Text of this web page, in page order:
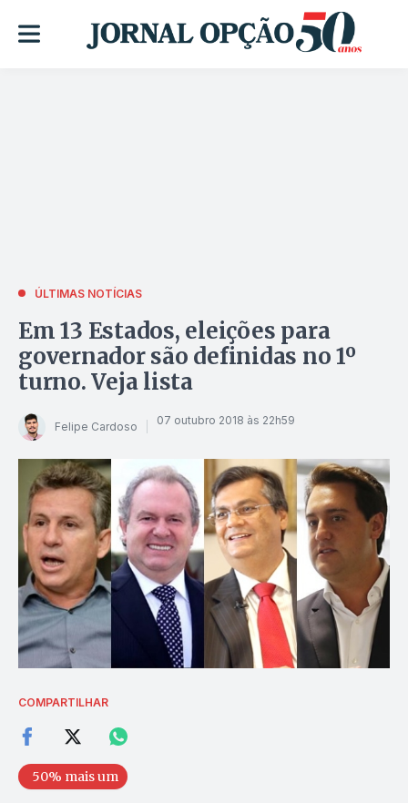
ÚLTIMAS NOTÍCIAS
Em 13 Estados, eleições para
governador são definidas no 1º
turno. Veja lista
Felipe Cardoso 07 outubro 2018 às 22h59
COMPARTILHAR
50% mais um